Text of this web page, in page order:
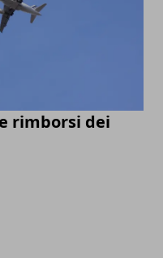
rimborsi dei